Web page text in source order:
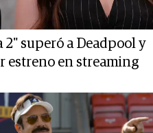
2" superó a Deadpool y
estreno en streaming